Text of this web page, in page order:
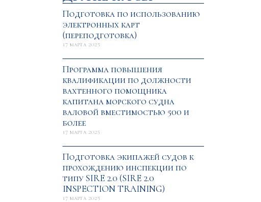
Подготовка по использованию
электронных карт
(переподготовка)
17 марта 2025
Программа повышения
квалификации по должности
вахтенного помощника
капитана морского судна
валовой вместимостью 500 и
более
17 марта 2025
Подготовка экипажей судов к
прохождению инспекции по
типу SIRE 2.0 (SIRE 2.0
INSPECTION TRAINING)
17 марта 2025